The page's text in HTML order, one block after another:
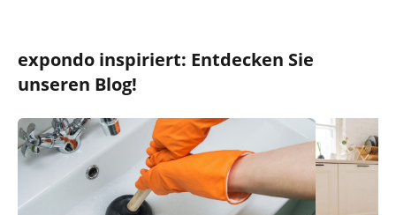
expondo inspiriert: Entdecken Sie
unseren Blog!